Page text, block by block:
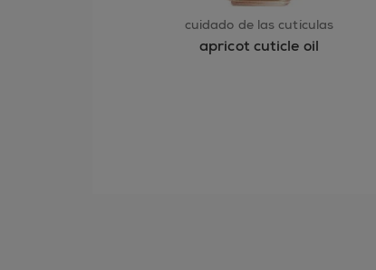
cuidado de las cutículas
apricot cuticle oil